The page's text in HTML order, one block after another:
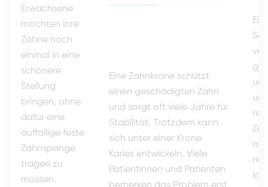
Erwachsene
möchten ihre
Zähne noch
einmal in eine
schönere
Stellung
bringen, ohne
dafür eine
auffällige feste
Zahnspange
tragen zu
müssen.
Eine Zahnkrone schützt
einen geschädigten Zahn
und sorgt oft viele Jahre für
Stabilität. Trotzdem kann
sich unter einer Krone
Karies entwickeln. Viele
Patientinnen und Patienten
als